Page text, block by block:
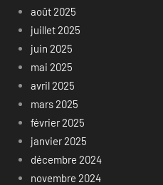
août 2025
juillet 2025
juin 2025
mai 2025
avril 2025
mars 2025
février 2025
janvier 2025
décembre 2024
novembre 2024